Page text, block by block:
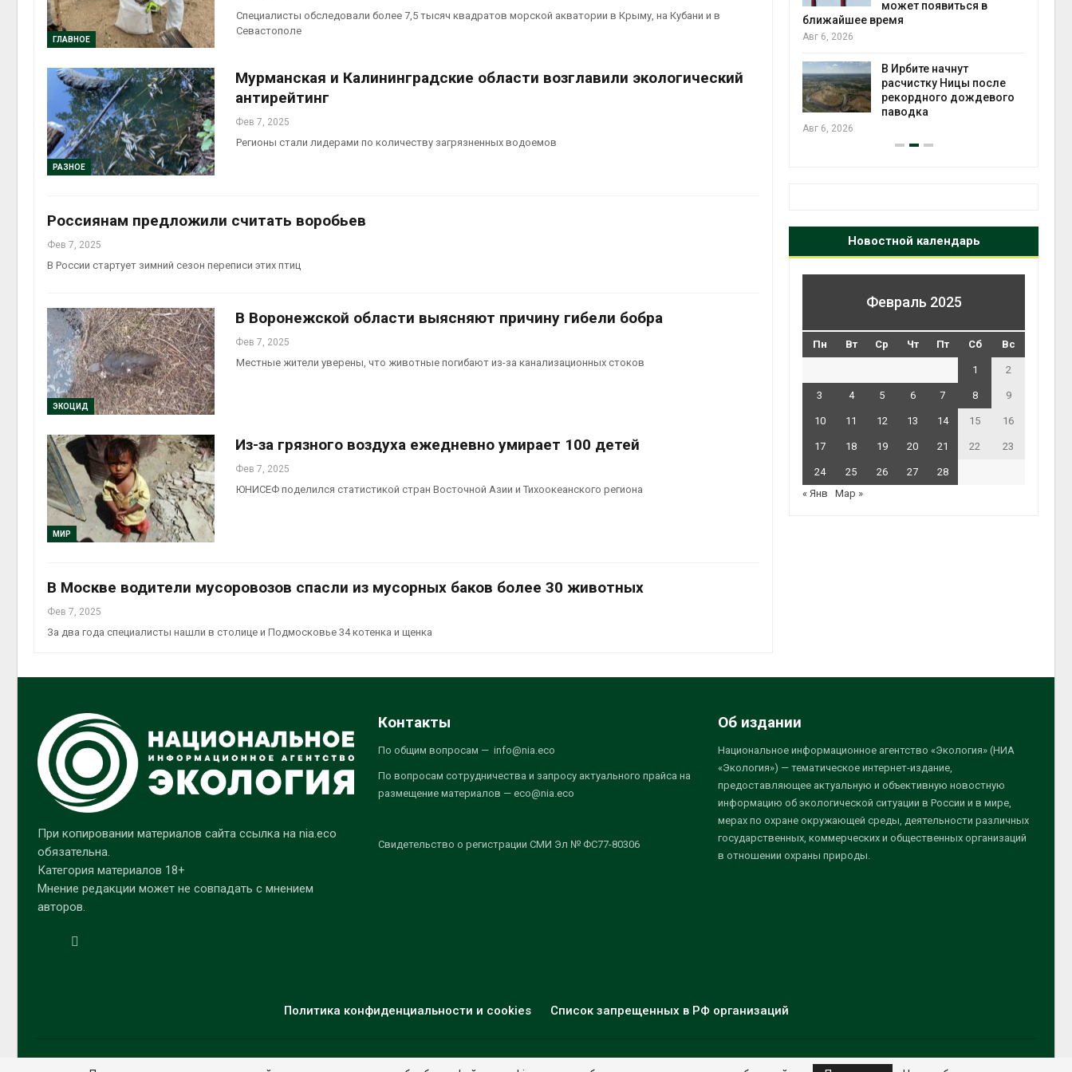
ГЛАВНОЕ
Специалисты обследовали более 7,5 тысяч квадратов морской акватории в Крыму, на Кубани и в
Севастополе
РАЗНОЕ
Мурманская и Калининградские области возглавили экологический
антирейтинг
Фев 7, 2025
Регионы стали лидерами по количеству загрязненных водоемов
Россиянам предложили считать воробьев
Фев 7, 2025
В России стартует зимний сезон переписи этих птиц
ЭКОЦИД
В Воронежской области выясняют причину гибели бобра
Фев 7, 2025
Местные жители уверены, что животные погибают из-за канализационных стоков
МИР
Из-за грязного воздуха ежедневно умирает 100 детей
Фев 7, 2025
ЮНИСЕФ поделился статистикой стран Восточной Азии и Тихоокеанского региона
В Москве водители мусоровозов спасли из мусорных баков более 30 животных
Фев 7, 2025
За два года специалисты нашли в столице и Подмосковье 34 котенка и щенка
крокодилов для охраны
израильской тюрьмы
Авг 5, 2026
Авг 6, 2026
биомассы из-за засух,
может появиться в
ближайшее время
Авг 6, 2026
В Ирбите начнут
расчистку Ницы после
рекордного дождевого
паводка
Авг 6, 2026
Новостной календарь
Февраль 2025
Пн Вт Ср Чт Пт Сб Вс
1 2
3 4 5 6 7 8 9
10 11 12 13 14 15 16
17 18 19 20 21 22 23
24 25 26 27
28
« Янв
Мар »
При копировании материалов сайта ссылка на nia.eco
обязательна.
Категория материалов 18+
Мнение редакции может не совпадать с мнением
авторов.
Контакты
По общим вопросам — info@nia.eco
По вопросам сотрудничества и запросу актуального прайса на
размещение материалов — eco@nia.eco
Свидетельство о регистрации СМИ Эл № ФС77-80306
Об издании
Национальное информационное агентство «Экология» (НИА
«Экология») — тематическое интернет-издание,
предоставляющее актуальную и объективную новостную
информацию об экологической ситуации в России и в мире,
мерах по охране окружающей среды, деятельности различных
государственных, коммерческих и общественных организаций
в отношении охраны природы.
Политика конфиденциальности и cookies Список запрещенных в РФ организаций
© 2026 - НИА "Экология". Все права защищены.